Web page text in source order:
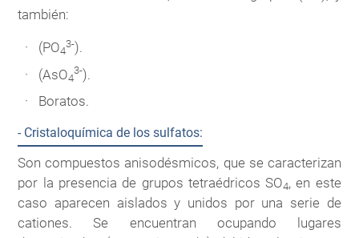
también:
(PO4
3-).
(AsO4
3-).
Boratos.
- Cristaloquímica de los sulfatos:
Son compuestos anisodésmicos, que se caracterizan
por la presencia de grupos tetraédricos SO4, en este
caso aparecen aislados y unidos por una serie de
cationes. Se encuentran ocupando lugares